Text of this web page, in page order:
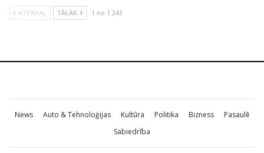
ATPAKAĻ TĀLĀK 1 no 1 243
News Auto & Tehnoloģijas Kultūra Politika Bizness
Pasaulē
Sabiedrība